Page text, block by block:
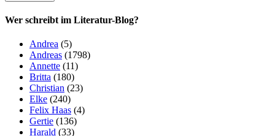
Wer schreibt im Literatur-Blog?
Andrea (5)
Andreas (1798)
Annette (11)
Britta (180)
Christian (23)
Elke (240)
Felix Haas (4)
Gertie (136)
Harald (33)